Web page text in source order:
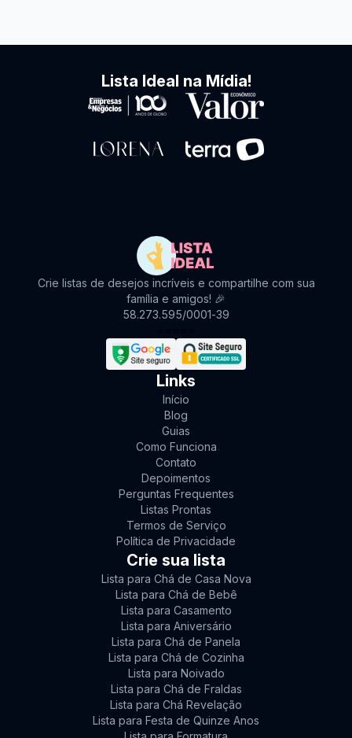
Lista Ideal na Mídia!
Crie listas de desejos incríveis e compartilhe com sua
família e amigos! 🎉
58.273.595/0001-39
Links
Início
Blog
Guias
Como Funciona
Contato
Depoimentos
Perguntas Frequentes
Listas Prontas
Termos de Serviço
Política de Privacidade
Crie sua lista
Lista para Chá de Casa Nova
Lista para Chá de Bebê
Lista para Casamento
Lista para Aniversário
Lista para Chá de Panela
Lista para Chá de Cozinha
Lista para Noivado
Lista para Chá de Fraldas
Lista para Chá Revelação
Lista para Festa de Quinze Anos